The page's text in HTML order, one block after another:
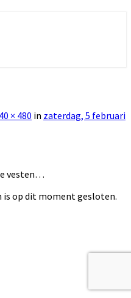
× 480 in zaterdag, 5 februari
vesten…
is op dit moment gesloten.